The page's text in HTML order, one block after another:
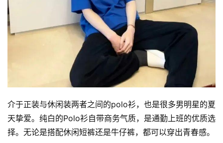
介于正装与休闲装两者之间的polo衫，也是很多男明星的夏
天挚爱。纯白的Polo衫自带商务气质，是通勤上班的优质选
择。无论是搭配休闲短裤还是牛仔裤，都可以穿出青春感。